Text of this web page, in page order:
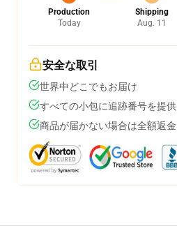
Production
Today
Shipping
Aug. 11
安全な取引
世界中どこでもお届け
すべての小包に追跡番号を提供
商品が届かない場合は全額返金